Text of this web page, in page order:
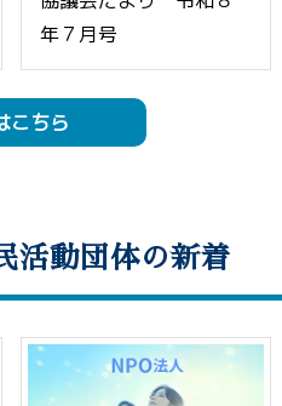
年７月号
こちら
活動団体の新着